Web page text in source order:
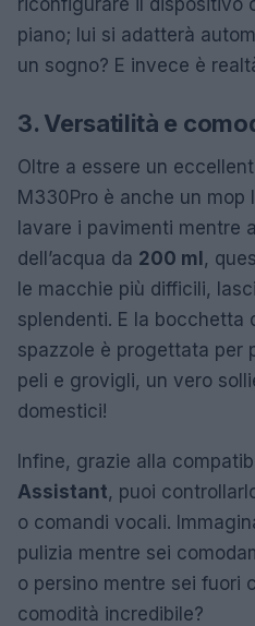
piano; lui si adatterà
un sogno? E invece è
3. Versatilità e
Oltre a essere un
M330Pro è anche un mop
lavare i pavimenti mentre
dell’acqua da 200 ml,
le macchie più difficili,
splendenti. E la bocchetta
spazzole è progettata per
peli e grovigli, un vero
domestici!
Infine, grazie alla
Assistant, puoi
o comandi vocali.
pulizia mentre sei
o persino mentre sei fuori
comodità incredibile?